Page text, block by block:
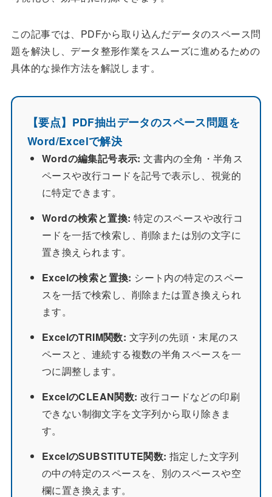
この記事では、PDFから取り込んだデータのスペース問
題を解決し、データ整形作業をスムーズに進めるための
具体的な操作方法を解説します。
【要点】PDF抽出データのスペース問題を
Word/Excelで解決
Wordの編集記号表示: 文書内の全角・半角ス
ペースや改行コードを記号で表示し、視覚的
に特定できます。
Wordの検索と置換: 特定のスペースや改行コ
ードを一括で検索し、削除または別の文字に
置き換えられます。
Excelの検索と置換: シート内の特定のスペー
スを一括で検索し、削除または置き換えられ
ます。
ExcelのTRIM関数: 文字列の先頭・末尾のス
ペースと、連続する複数の半角スペースを一
つに調整します。
ExcelのCLEAN関数: 改行コードなどの印刷
できない制御文字を文字列から取り除きま
す。
ExcelのSUBSTITUTE関数: 指定した文字列
の中の特定のスペースを、別のスペースや空
欄に置き換えます。